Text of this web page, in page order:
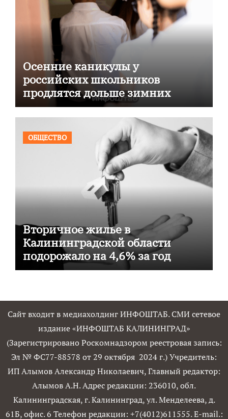
Осенние каникулы у
российских школьников
продлятся дольше зимних
ОБЩЕСТВО
Вторичное жилье в
Калининградской области
подорожало на 4,6% за год
Сайт входит в медиахолдинг ИНФОШТАБ. СМИ сетевое
издание «ИНФОШТАБ КАЛИНИНГРАД»
(Зарегистрировано Роскомнадзором реестровая запись:
Эл № ФС77-88578 от 29 октября 2024 г.) Учредитель:
ИП Алымов Александр Николаевич, Главный редактор:
Алымов А.Н. Адрес редакции: 236010, обл.
Калининградская, г. Калининград, ул. Менделеева, д.
61Б, офис. 6 Телефон редакции: +7(4012)611555. E-mail.: